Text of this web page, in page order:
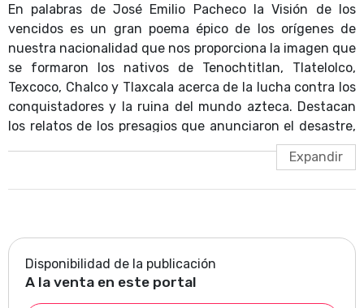
En palabras de José Emilio Pacheco la Visión de los
vencidos es un gran poema épico de los orígenes de
nuestra nacionalidad que nos proporciona la imagen que
se formaron los nativos de Tenochtitlan, Tlatelolco,
Texcoco, Chalco y Tlaxcala acerca de la lucha contra los
conquistadores y la ruina del mundo azteca. Destacan
los relatos de los presagios que anunciaron el desastre,
los que describen el avance de Cortés, y los de la crónica
de la heroica batalla de los antiguos mexicanos en
sobrevivientes rescataron el recuerdo, en imágenes y
palabras de la tragedia y del heroísmo que sostuvo a su
pueblo hasta el final de su existencia.
Disponibilidad de la publicación
A la venta en este portal